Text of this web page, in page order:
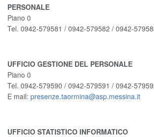
PERSONALE
Piano 0
Tel. 0942-579581 / 0942-579582 / 0942-
UFFICIO GESTIONE DEL PERSONALE
Piano 0
Tel. 0942-579590 / 0942-579591 / 0942-
E mail: presenze.taormina@asp.messina.it
UFFICIO STATISTICO INFORMATICO